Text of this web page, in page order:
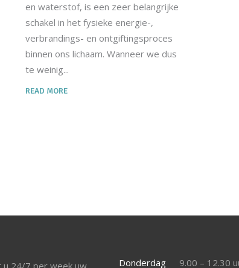
en waterstof, is een zeer belangrijke
schakel in het fysieke energie-,
verbrandings- en ontgiftingsproces
binnen ons lichaam. Wanneer we dus
te weinig
READ MORE
u 24/7 per week uw Donderdag 9.00 – 12.30